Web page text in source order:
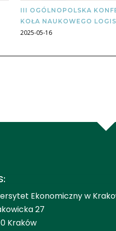
III OGÓLNOPOLSKA
KOŁA NAUKOWEGO
2025-05-16
Ekonomiczny w
27
Kraków